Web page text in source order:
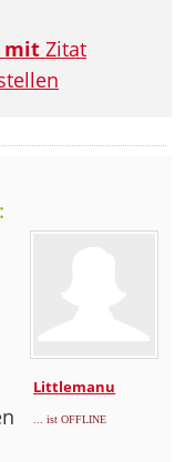
mit Zitat
Littlemanu
... ist OFFLINE